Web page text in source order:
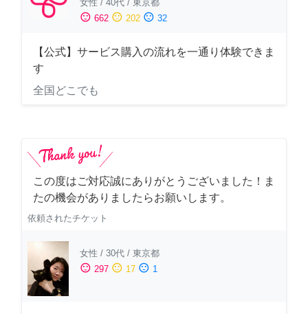
女性 / 40代 / 東京都
sentiment_satisfied 662 sentiment_neutral 202 sentiment_dissatisfied 32
【公式】サービス購入の流れを一通り体験できま
す
全国どこでも
この度はご対応誠にありがとうございました！ま
たの機会がありましたらお願いします。
依頼されたチケット
女性 / 30代 / 東京都
sentiment_satisfied 297 sentiment_neutral 17 sentiment_dissatisfied 1